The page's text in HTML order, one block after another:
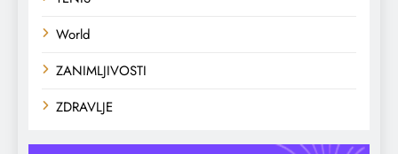
World
ZANIMLJIVOSTI
ZDRAVLJE